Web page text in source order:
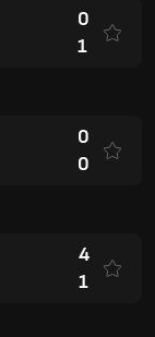
0
1
0
0
4
1